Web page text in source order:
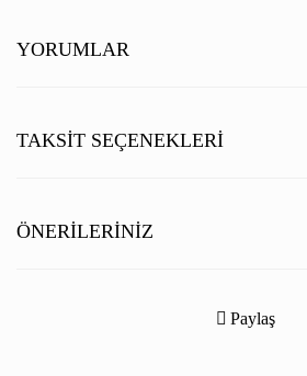
YORUMLAR
Bu ürüne ilk yorumu siz
TAKSIT SEÇENEKLERI
ÖNERILERINIZ
yetersiz gördüğünüz noktaları öneri formunu
Paylaş